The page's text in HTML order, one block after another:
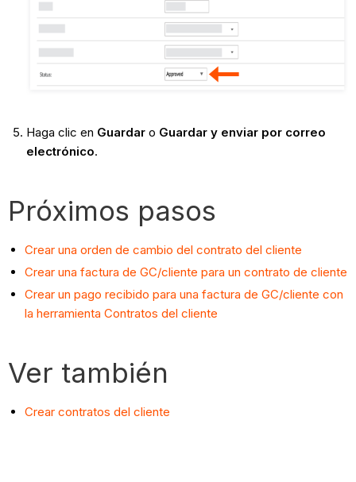
Haga clic en Guardaro Guardar y enviar por correo
electrónico.
Próximos pasos
Crear una orden de cambio del contrato del cliente
Crear una factura de GC/cliente para un contrato de cliente
Crear un pago recibido para una factura de GC/cliente con
la herramienta Contratos del cliente
Ver también
Crear contratos del cliente